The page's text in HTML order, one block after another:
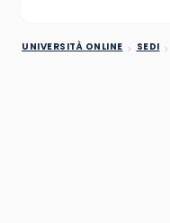
UNIVERSITÀ ONLINE SEDI